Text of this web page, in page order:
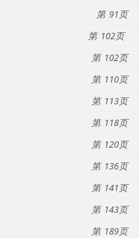
91
102
102
110
113
118
120
136
141
143
189